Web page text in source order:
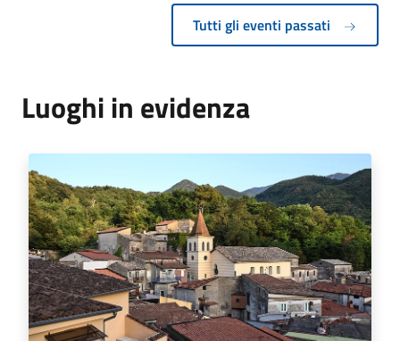
Tutti gli eventi passati
Luoghi in evidenza